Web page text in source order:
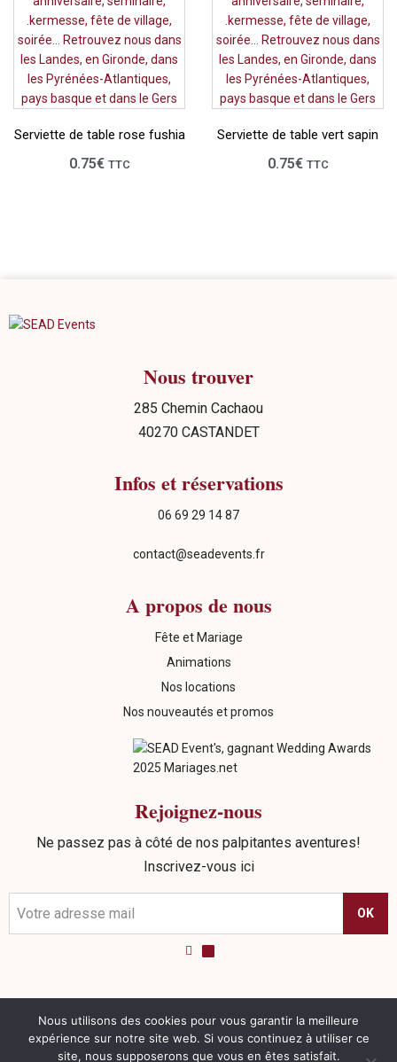
Serviette de table rose fushia
0.75€ TTC
Serviette de table vert sapin
0.75€ TTC
Nous trouver
285 Chemin Cachaou
40270 CASTANDET
Infos et réservations
06 69 29 14 87
contact@seadevents.fr
A propos de nous
Fête et Mariage
Animations
Nos locations
Nos nouveautés et promos
Rejoignez-nous
Ne passez pas à côté de nos palpitantes aventures!
Inscrivez-vous ici
OK
© 2026 Sead Events. tous droits réservés |
Politique de
confidentialité | Mentions Légales CGV | Réalisation
Nous utilisons des cookies pour vous garantir la meilleure
expérience sur notre site web. Si vous continuez à utiliser ce
site, nous supposerons que vous en êtes satisfait.